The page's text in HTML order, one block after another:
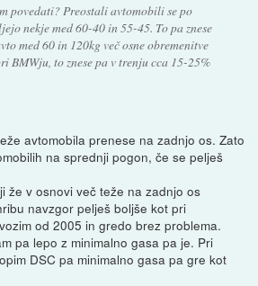
povedati? Preostali avtomobili se po
nekje med 60-40 in 55-45. To pa znese
med 60 in 120kg več osne obremenitve
BMWju, to znese pa v trenju cca 15-25%
avtomobila prenese na zadnjo os. Zato
na sprednji pogon, če se pelješ
že v osnovi več teže na zadnjo os
navzgor pelješ boljše kot pri
od 2005 in gredo brez problema.
pa lepo z minimalno gasa pa je. Pri
DSC pa minimalno gasa pa gre kot